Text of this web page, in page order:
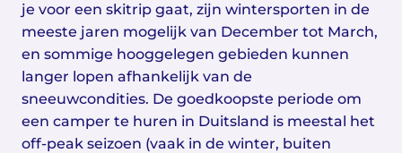
je voor een skitrip gaat, zijn wintersporten in de
meeste jaren mogelijk van December tot March,
en sommige hooggelegen gebieden kunnen
langer lopen afhankelijk van de
sneeuwcondities. De goedkoopste periode om
een camper te huren in Duitsland is meestal het
off-peak seizoen (vaak in de winter, buiten